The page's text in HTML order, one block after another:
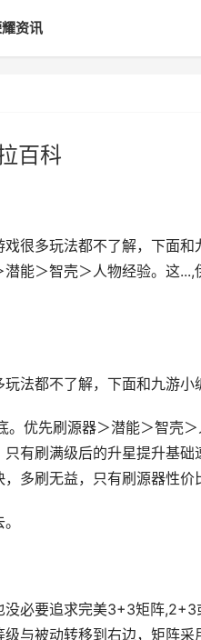
资讯
百科
很多玩法都不了解，下面
能＞智壳＞人物经验。这
法都不了解，下面和九游小
优先刷源器＞潜能＞智壳＞
有刷满级后的升星提升基
多刷无益，只有刷源器性价
必要追求完美3+3矩阵
与被动转移到右边，矩阵采